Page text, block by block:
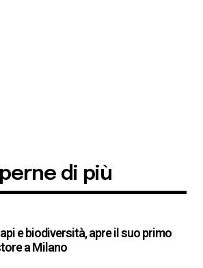
di più
e biodiversità, apre il suo primo
a Milano